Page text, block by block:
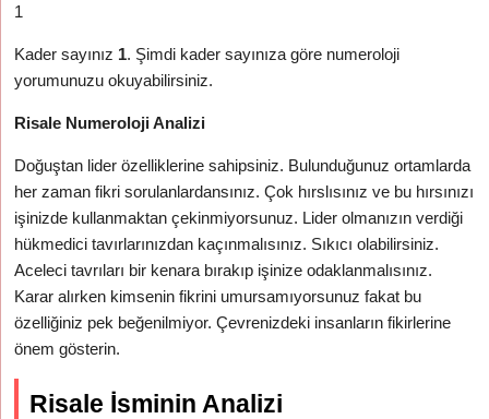
1
Kader sayınız 1. Şimdi kader sayınıza göre numeroloji
yorumunuzu okuyabilirsiniz.
Risale Numeroloji Analizi
Doğuştan lider özelliklerine sahipsiniz. Bulunduğunuz ortamlarda
her zaman fikri sorulanlardansınız. Çok hırslısınız ve bu hırsınızı
işinizde kullanmaktan çekinmiyorsunuz. Lider olmanızın verdiği
hükmedici tavırlarınızdan kaçınmalısınız. Sıkıcı olabilirsiniz.
Aceleci tavrıları bir kenara bırakıp işinize odaklanmalısınız.
Karar alırken kimsenin fikrini umursamıyorsunuz fakat bu
özelliğiniz pek beğenilmiyor. Çevrenizdeki insanların fikirlerine
önem gösterin.
Risale İsminin Analizi